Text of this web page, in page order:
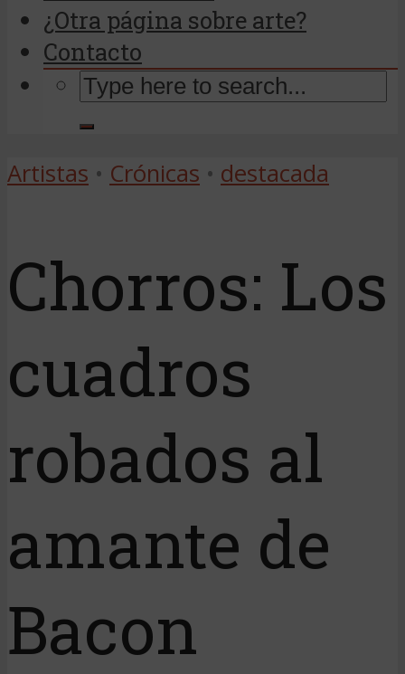
¿Otra página sobre arte?
Contacto
Artistas • Crónicas • destacada
Chorros: Los
cuadros
robados al
amante de
Bacon